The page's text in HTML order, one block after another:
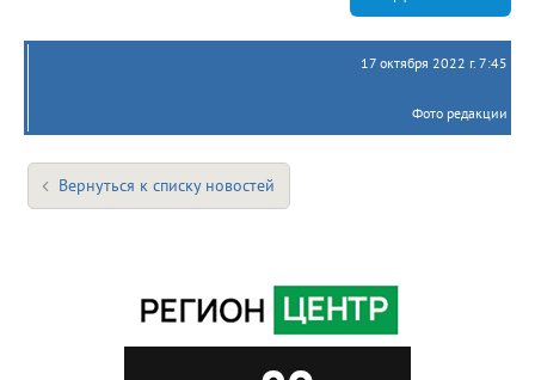
17 октября 2022 г. 7:45
Фото редакции
Вернуться к списку новостей